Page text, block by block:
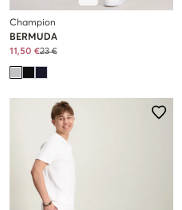
Champion
BERMUDA
11,50 €23 €